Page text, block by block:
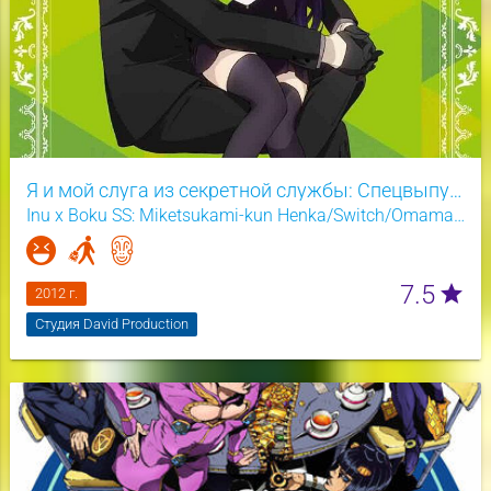
Я и мой слуга из секретной службы: Спецвыпуск
Inu x Boku SS: Miketsukami-kun Henka/Switch/Omamagoto
7.5 star
2012 г.
Студия David Production